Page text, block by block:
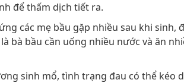
để thấm dịch tiết ra.
các mẹ bầu gặp nhiều sau khi sinh,
bà bầu cần uống nhiều nước và ăn
sinh mổ, tình trạng đau có thể kéo